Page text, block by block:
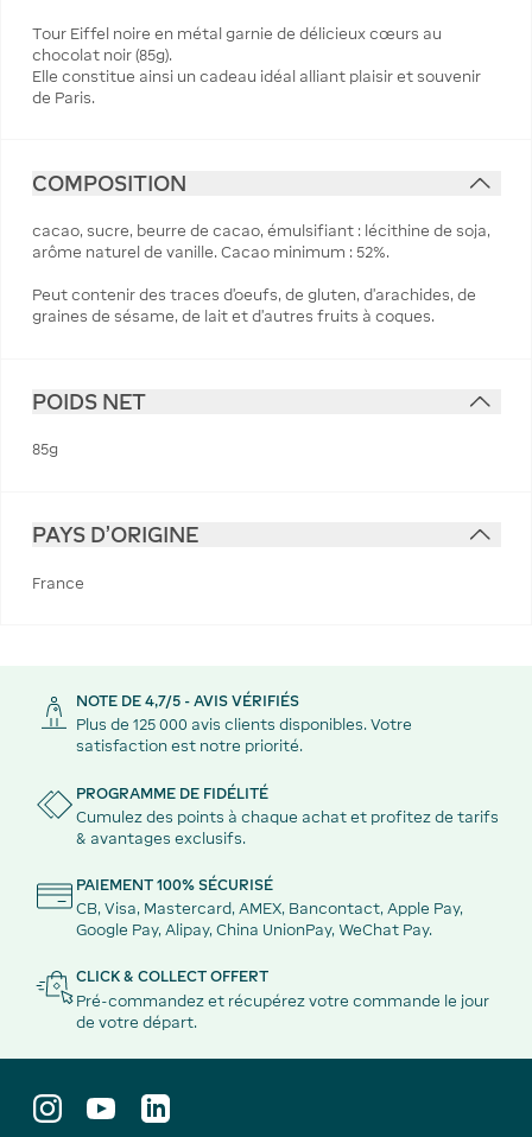
Tour Eiffel noire en métal garnie de délicieux cœurs au
chocolat noir (85g).
Elle constitue ainsi un cadeau idéal alliant plaisir et souvenir
de Paris.
COMPOSITION
cacao, sucre, beurre de cacao, émulsifiant : lécithine de soja,
arôme naturel de vanille. Cacao minimum : 52%.
Peut contenir des traces d'oeufs, de gluten, d'arachides, de
graines de sésame, de lait et d'autres fruits à coques.
POIDS NET
85g
PAYS D'ORIGINE
France
NOTE DE 4,7/5 - AVIS VÉRIFIÉS
Plus de 125 000 avis clients disponibles. Votre
satisfaction est notre priorité.
PROGRAMME DE FIDÉLITÉ
Cumulez des points à chaque achat et profitez de tarifs
& avantages exclusifs.
PAIEMENT 100% SÉCURISÉ
CB, Visa, Mastercard, AMEX, Bancontact, Apple Pay,
Google Pay, Alipay, China UnionPay, WeChat Pay.
CLICK & COLLECT OFFERT
Pré-commandez et récupérez votre commande le jour
de votre départ.